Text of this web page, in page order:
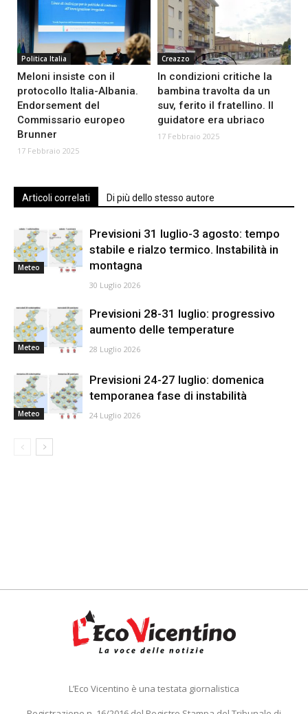
Politica Italia
Meloni insiste con il
protocollo Italia-Albania.
Endorsement del
Commissario europeo
Brunner
17 Febbraio 2025
Creazzo
In condizioni critiche la
bambina travolta da un
suv, ferito il fratellino. Il
guidatore era ubriaco
17 Febbraio 2025
Articoli correlati Di più dello stesso autore
Meteo
Previsioni 31 luglio-3 agosto: tempo
stabile e rialzo termico. Instabilità in
montagna
30 Luglio 2026
Meteo
Previsioni 28-31 luglio: progressivo
aumento delle temperature
28 Luglio 2026
Meteo
Previsioni 24-27 luglio: domenica
temporanea fase di instabilità
24 Luglio 2026
L’Eco Vicentino è una testata giornalistica